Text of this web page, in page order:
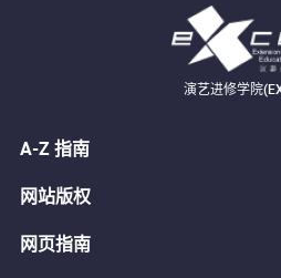
演艺进修学院
A-Z 指南
网站版权
网页指南